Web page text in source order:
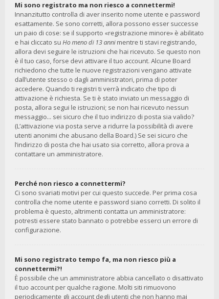
Mi sono registrato ma non riesco a connettermi!
Innanzitutto controlla di aver inserito nome utente e password
esattamente. Se sono corretti, allora possono esser successe
un paio di cose: se il supporto «registrazione minore» è abilitato
e hai cliccato su Ho meno di 13 annimentre ti stavi registrando,
allora devi seguire le istruzioni che hai ricevuto. Se questo non
è il tuo caso, forse devi attivare il tuo account. Alcune Board
richiedono che tutte le nuove registrazioni vengano attivate
dall’utente stesso o dagli amministratori, prima di poter
accedere. Quando ti registri ti verrà indicato che tipo di
attivazione è richiesta. Se ti è stato inviato un messaggio di
posta, allora segui le istruzioni; se non hai ricevuto nessun
messaggio... sei sicuro che il tuo indirizzo di posta sia valido?
(L’attivazione via posta serve a ridurre la possibilità di avere
utenti anonimi che abusano della Board.) Se sei sicuro che
l’indirizzo di posta che hai usato sia corretto, allora prova a
contattare un amministratore.
Perché non riesco a connettermi?
Ci sono svariati motivi per cui questo succede. Per prima cosa
controlla che nome utente e password siano corretti. Di solito il
problema è questo, altrimenti contatta un amministratore:
potresti essere stato bannato o potrebbe esserci un errore di
configurazione.
Mi sono registrato tempo fa, ma non riesco più a
connettermi?!
È possibile che un amministratore abbia cancellato o disattivato
il tuo account per qualche ragione. Molti siti rimuovono
periodicamente gli account degli utenti che non hanno mai